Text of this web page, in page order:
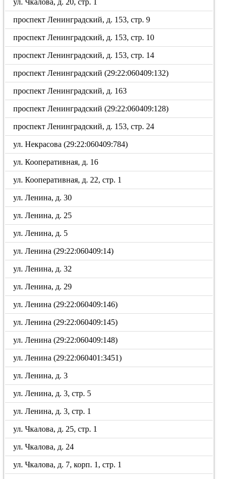
ул. Чкалова, д. 20, стр. 1
проспект Ленинградский, д. 153, стр. 9
проспект Ленинградский, д. 153, стр. 10
проспект Ленинградский, д. 153, стр. 14
проспект Ленинградский (29:22:060409:132)
проспект Ленинградский, д. 163
проспект Ленинградский (29:22:060409:128)
проспект Ленинградский, д. 153, стр. 24
ул. Некрасова (29:22:060409:784)
ул. Кооперативная, д. 16
ул. Кооперативная, д. 22, стр. 1
ул. Ленина, д. 30
ул. Ленина, д. 25
ул. Ленина, д. 5
ул. Ленина (29:22:060409:14)
ул. Ленина, д. 32
ул. Ленина, д. 29
ул. Ленина (29:22:060409:146)
ул. Ленина (29:22:060409:145)
ул. Ленина (29:22:060409:148)
ул. Ленина (29:22:060401:3451)
ул. Ленина, д. 3
ул. Ленина, д. 3, стр. 5
ул. Ленина, д. 3, стр. 1
ул. Чкалова, д. 25, стр. 1
ул. Чкалова, д. 24
ул. Чкалова, д. 7, корп. 1, стр. 1